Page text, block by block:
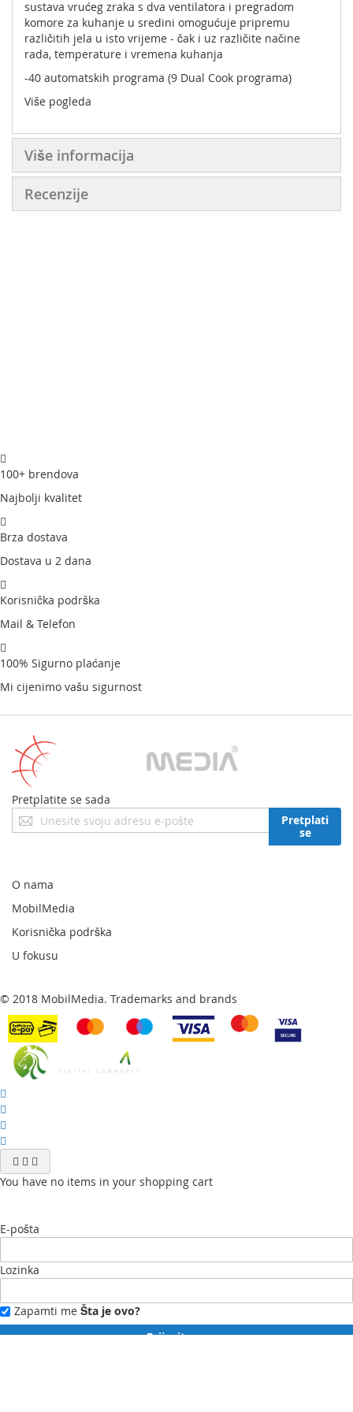
sustava vrućeg zraka s dva ventilatora i pregradom
komore za kuhanje u sredini omogućuje pripremu
različitih jela u isto vrijeme - čak i uz različite načine
rada, temperature i vremena kuhanja
-40 automatskih programa (9 Dual Cook programa)
Više pogleda
Više informacija
Recenzije
100+ brendova
Najbolji kvalitet
Brza dostava
Dostava u 2 dana
Korisnička podrška
Mail & Telefon
100% Sigurno plaćanje
Mi cijenimo vašu sigurnost
Pretplatite se sada
Prijavite
se
newsletter:
Pretplati
se
O nama
MobilMedia
Korisnička podrška
U fokusu
© 2018 MobilMedia. Trademarks and brands
You have no items in your shopping cart
E-pošta
Lozinka
Zapamti me Šta je ovo?
Prijavite se